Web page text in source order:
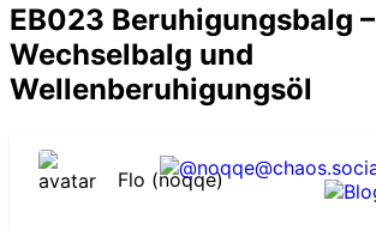
EB023 Beruhigungsbalg –
Wechselbalg und
Wellenberuhigungsöl
Flo (noqqe)